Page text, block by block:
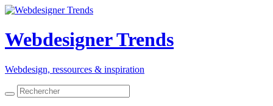
Webdesigner Trends
Webdesign, ressources & inspiration